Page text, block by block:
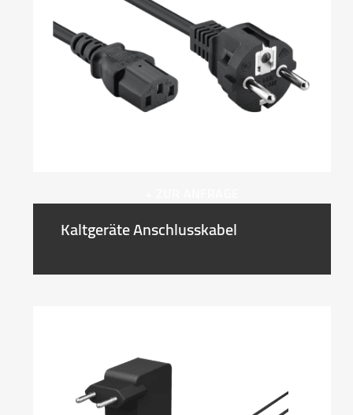
Kaltgeräte Anschlusskabel